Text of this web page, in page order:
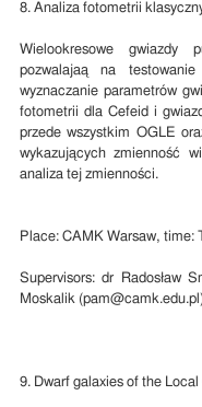
8. Analiza fotometrii
Wielookresowe gwiazdy
pozwalajaą na
wyznaczanie parametrów
fotometrii dla Cefeid i
przede wszystkim OGLE
wykazujących zmienność
analiza tej zmienności.
Place: CAMK Warsaw, time:
Supervisors: dr Radosław
Moskalik
9. Dwarf galaxies of the Local